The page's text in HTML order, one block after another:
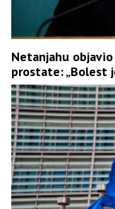
Netanjahu
prostate: „Bolest